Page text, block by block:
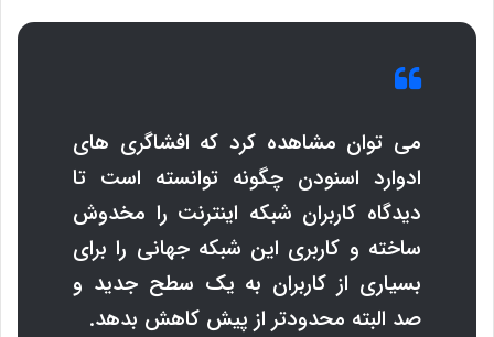
می توان مشاهده کرد که افشاگری های
ادوارد اسنودن چگونه توانسته است تا
دیدگاه کاربران شبکه اینترنت را مخدوش
ساخته و کاربری این شبکه جهانی را برای
بسیاری از کاربران به یک سطح جدید و
صد البته محدودتر از پیش کاهش بدهد.